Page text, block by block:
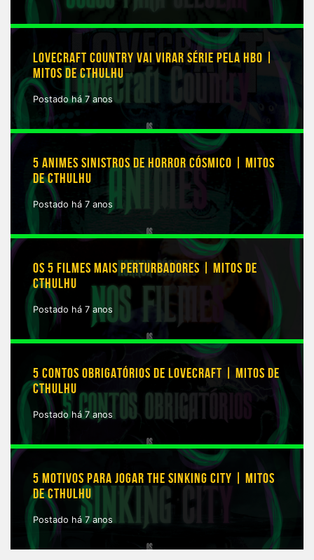
LOVECRAFT COUNTRY VAI VIRAR SÉRIE PELA HBO |
MITOS DE CTHULHU
Postado há 7 anos
5 ANIMES SINISTROS DE HORROR CÓSMICO | MITOS
DE CTHULHU
Postado há 7 anos
OS 5 FILMES MAIS PERTURBADORES | MITOS DE
CTHULHU
Postado há 7 anos
5 CONTOS OBRIGATÓRIOS DE LOVECRAFT | MITOS DE
CTHULHU
Postado há 7 anos
5 MOTIVOS PARA JOGAR THE SINKING CITY | MITOS
DE CTHULHU
Postado há 7 anos